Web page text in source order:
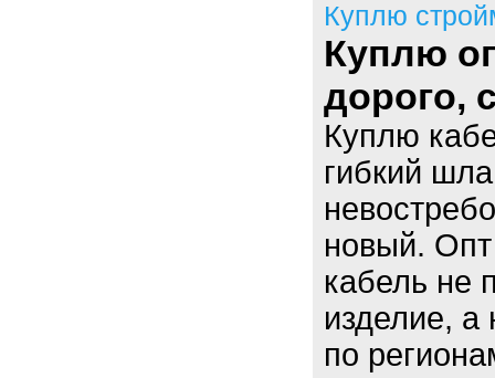
Куплю
Куплю
дорого,
Куплю
гибкий
новый.
кабель не
изделие,
по